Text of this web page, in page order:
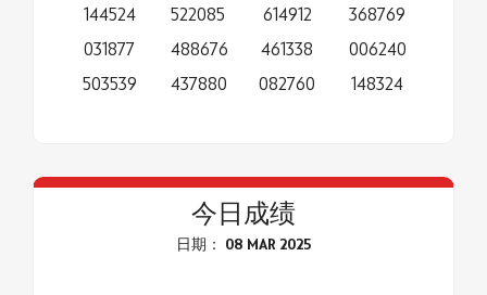
144524
031877
503539
522085
488676
437880
614912
461338
082760
368769
006240
148324
今日成绩
日期： 08 MAR 2025